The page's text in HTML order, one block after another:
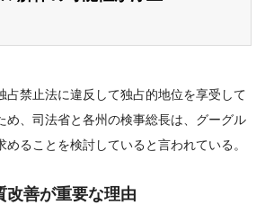
占禁止法に違反して独占的地位を享受して
め、司法省と各州の検事総長は、グーグル
ることを検討していると言われている。
改善が重要な理由